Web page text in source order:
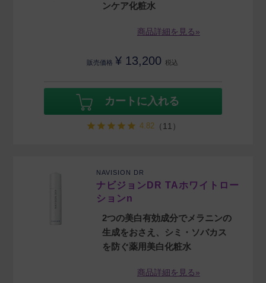
ンケア化粧水
商品詳細を見る»
販売価格 ¥ 13,200 税込
カートに入れる
4.82（11）
NAVISION DR
ナビジョンDR TAホワイトロー
ションn
2つの美白有効成分でメラニンの
生成をおさえ、シミ・ソバカス
を防ぐ薬用美白化粧水
商品詳細を見る»